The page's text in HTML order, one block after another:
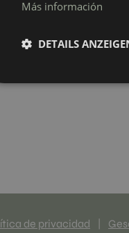
Blumen
de privacidad
Más información
DETAILS